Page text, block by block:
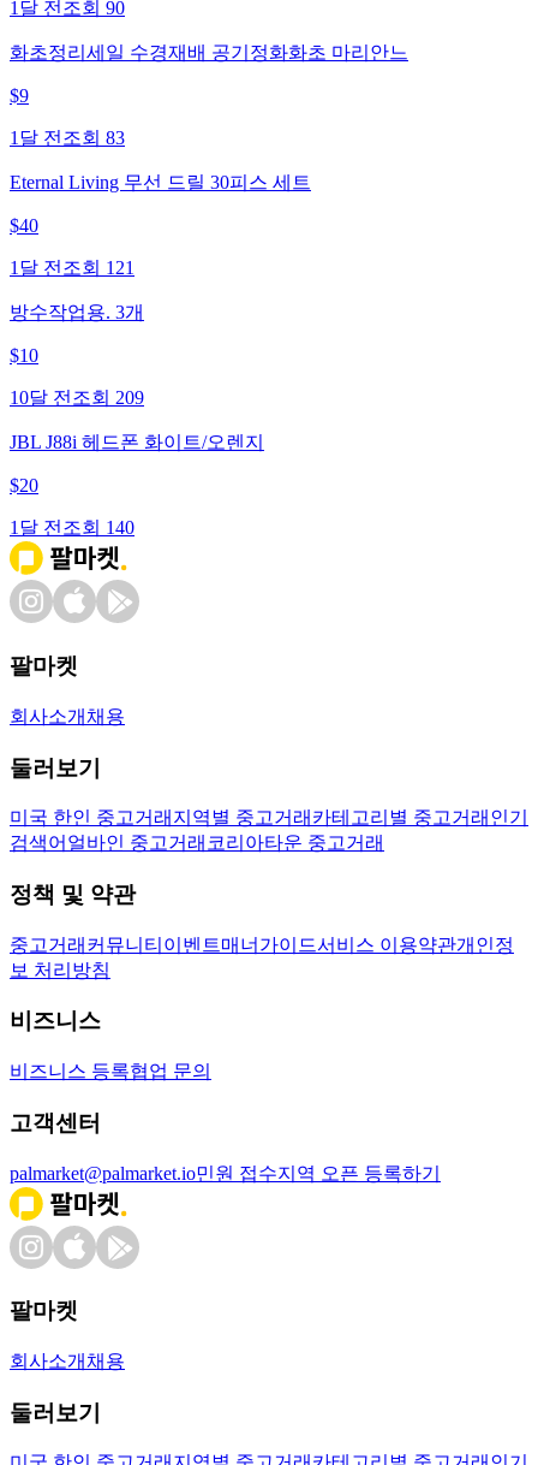
1달 전 조회 90
화초정리세일 수경재배 공기정화화초 마리안느
$9
1달 전 조회 83
Eternal Living 무선 드릴 30피스 세트
$40
1달 전 조회 121
방수작업용. 3개
$10
10달 전 조회 209
JBL J88i 헤드폰 화이트/오렌지
$20
1달 전 조회 140
팔마켓
회사소개 채용
둘러보기
미국 한인 중고거래 지역별 중고거래 카테고리별 중고거래 인기
검색어 얼바인 중고거래 코리아타운 중고거래
정책 및 약관
중고거래 커뮤니티 이벤트매너가이드서비스 이용약관개인정
보 처리방침
비즈니스
비즈니스 등록협업 문의
고객센터
palmarket@palmarket.io민원 접수지역 오픈 등록하기
팔마켓
회사소개 채용
둘러보기